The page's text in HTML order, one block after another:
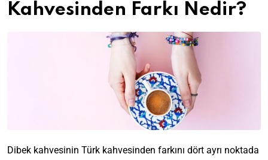
Kahvesinden Farkı Nedir?
Dibek kahvesinin Türk kahvesinden farkını dört ayrı noktada